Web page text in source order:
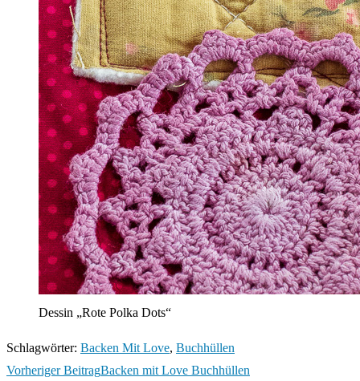
Dessin „Rote Polka Dots“
Schlagwörter: Backen Mit Love, Buchhüllen
Weitere
Vorheriger BeitragBacken mit Love Buchhüllen